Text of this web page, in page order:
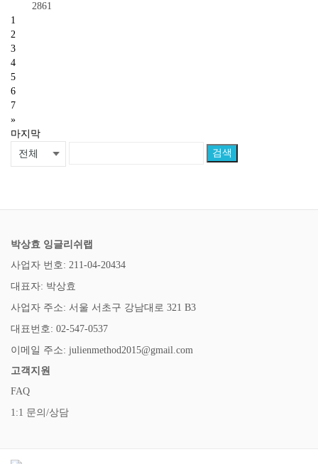
2861
1
2
3
4
5
6
7
»
마지막
검색
박상효 잉글리쉬랩
사업자 번호: 211-04-20434
대표자: 박상효
사업자 주소: 서울 서초구 강남대로 321 B3
대표번호: 02-547-0537
이메일 주소: julienmethod2015@gmail.com
고객지원
FAQ
1:1 문의/상담